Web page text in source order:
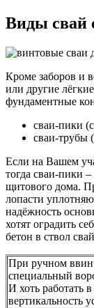
Виды свай
Кроме заборов и
или другие
фундаментные
сваи-пики
сваи-трубы
Если на Вашем
тогда сваи-пики
щитового дома.
лопасти
надёжность
хотят оградить
бетон в ствол
При ручном
специальный
И хоть работать
вертикальность